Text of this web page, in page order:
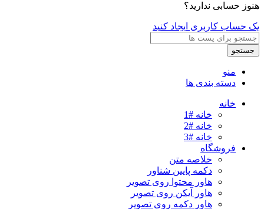
هنوز حسابی ندارید؟
یک حساب کاربری ایجاد کنید
جستجو
منو
دسته بندی ها
خانه
خانه #1
خانه #2
خانه #3
فروشگاه
خلاصه متن
دکمه پایین شناور
هاور محتوا روی تصویر
هاور آیکن روی تصویر
هاور دکمه روی تصویر